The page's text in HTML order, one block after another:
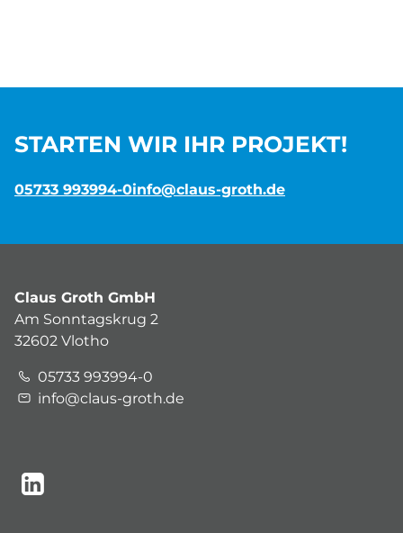
STARTEN WIR IHR PROJEKT!
05733 993994-0info@claus-groth.de
Claus Groth GmbH
Am Sonntagskrug 2
32602 Vlotho
05733 993994-0
info@claus-groth.de